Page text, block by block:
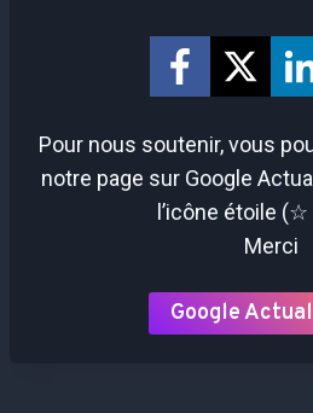
Pour nous soutenir, vous
notre page sur Google
l’icône étoile (☆
Merci
Google